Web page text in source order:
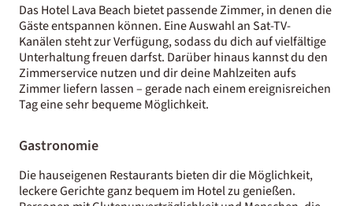
Das Hotel Lava Beach bietet passende Zimmer, in denen die
Gäste entspannen können. Eine Auswahl an Sat-TV-
Kanälen steht zur Verfügung, sodass du dich auf vielfältige
Unterhaltung freuen darfst. Darüber hinaus kannst du den
Zimmerservice nutzen und dir deine Mahlzeiten aufs
Zimmer liefern lassen – gerade nach einem ereignisreichen
Tag eine sehr bequeme Möglichkeit.
Gastronomie
Die hauseigenen Restaurants bieten dir die Möglichkeit,
leckere Gerichte ganz bequem im Hotel zu genießen.